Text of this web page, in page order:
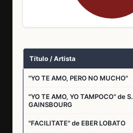
Título / Artista
"YO TE AMO, PERO NO MUCHO"
"YO TE AMO, YO TAMPOCO" de S.
GAINSBOURG
"FACILITATE" de EBER LOBATO